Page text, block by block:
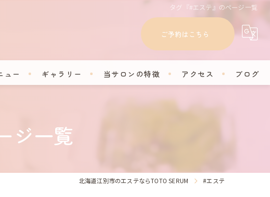
タグ『#エステ』のページ一覧
ご予約はこちら
ュー ギャラリー 当サロンの特徴
学割
アクセス ブログ
ジ一覧
北海道江別市のエステならTOTO SERUM #エステ